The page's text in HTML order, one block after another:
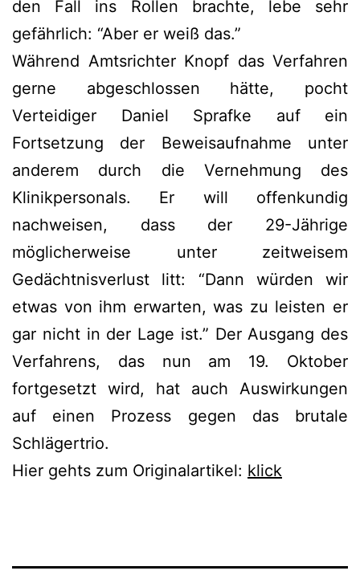
den Fall ins Rollen brachte, lebe sehr
gefährlich: “Aber er weiß das.”
Während Amtsrichter Knopf das Verfahren
gerne abgeschlossen hätte, pocht
Verteidiger Daniel Sprafke auf ein
Fortsetzung der Beweisaufnahme unter
anderem durch die Vernehmung des
Klinikpersonals. Er will offenkundig
nachweisen, dass der 29-Jährige
möglicherweise unter zeitweisem
Gedächtnisverlust litt: “Dann würden wir
etwas von ihm erwarten, was zu leisten er
gar nicht in der Lage ist.” Der Ausgang des
Verfahrens, das nun am 19. Oktober
fortgesetzt wird, hat auch Auswirkungen
auf einen Prozess gegen das brutale
Schlägertrio.
Hier gehts zum Originalartikel: klick